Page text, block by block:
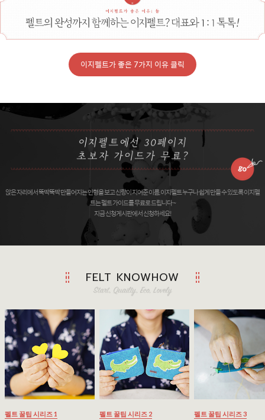
이지펠트가 좋은 7가지 이유 클릭
앉은 자리에서 뚝딱뚝딱 만들어지는 인형을 보고 신랑이 지어준 이름, 이지펠트 누구나 쉽게 만들 수 있도록 이지펠
트는 펠트 가이드를 무료로 드립니다 ~
지금 신청게시판에서 신청하세요!
FELT KNOWHOW
펠트 꿀팁 시리즈 1 펠트 꿀팁 시리즈 2 펠트 꿀팁 시리즈 3